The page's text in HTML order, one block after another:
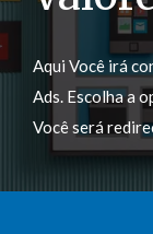
Aqui Você irá
Ads. Escolha a
Você será